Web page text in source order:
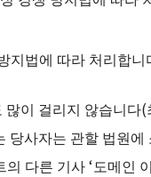
지법에 따라 처리합니
이 걸리지 않습니
당사자는 관할 법원
다른 기사 ‘도메인